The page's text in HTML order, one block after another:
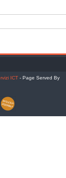
ICT - Page Served By